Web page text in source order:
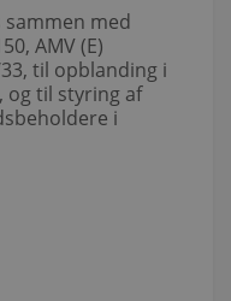
med
AMV (E)
til opblanding i
og til styring af
i